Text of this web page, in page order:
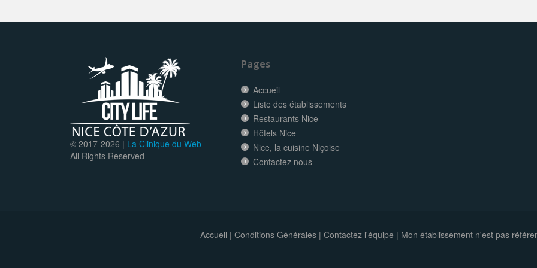
© 2017-2026 | La Clinique du Web
All Rights Reserved
Pages
Accueil
Liste des établissements
Restaurants Nice
Hôtels Nice
Nice, la cuisine Niçoise
Contactez nous
Accueil | Conditions Générales| Contactez l'équipe | Mon établissement n'est pas